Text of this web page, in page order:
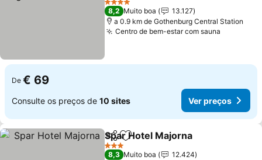
4 Estrelas
8,2 Muito boa
13.127
a 0.9 km de Gothenburg Central Station
Centro de bem-estar com sauna
De € 69
Consulte os preços de 10 sites Ver preços
PartilharAdicionar aos favoritos
Spar Hotel Majorna
3 Estrelas
8,3 Muito boa
12.424